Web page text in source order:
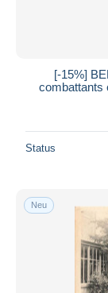
[-15%]
combattants
Status
Neu